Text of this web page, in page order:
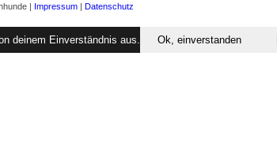
| Impressum | Datenschutz
deinem Einverständnis aus. Ok, einverstanden